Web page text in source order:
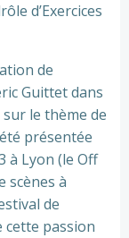
d’Exercices
de
Guittet dans
le thème de
présentée
à Lyon (le Off
scènes à
de
cette passion